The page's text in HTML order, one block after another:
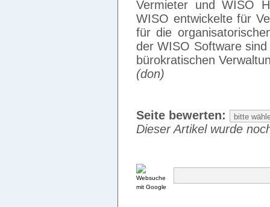
Vermieter und WISO
WISO entwickelte für
für die
der WISO Software
bürokratischen
(don)
Seite bewerten:
Dieser Artikel wurde